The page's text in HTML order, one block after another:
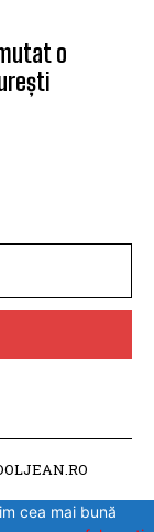
o
cea mai bună